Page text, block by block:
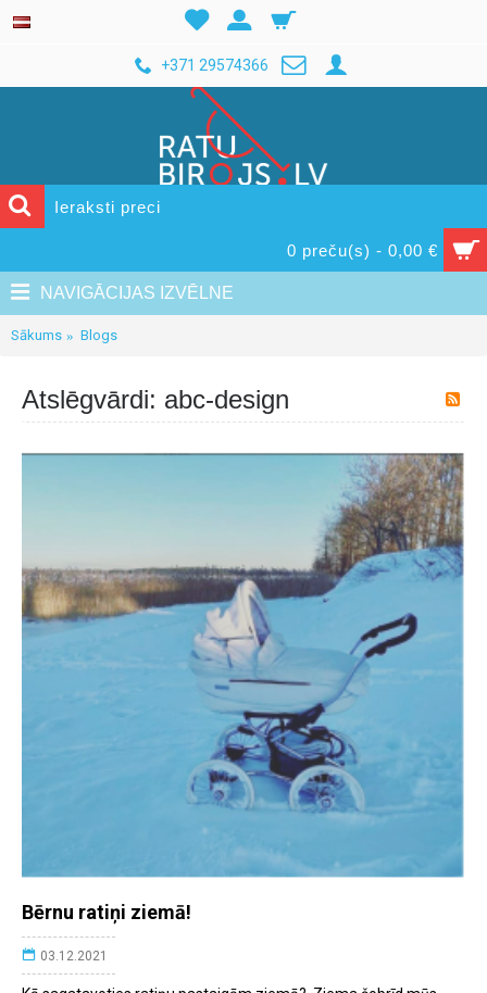
+371 29574366
0 preču(s) - 0,00 €
NAVIGĀCIJAS IZVĒLNE
Sākums Blogs
Atslēgvārdi: abc-design
Bērnu ratiņi ziemā!
03.12.2021